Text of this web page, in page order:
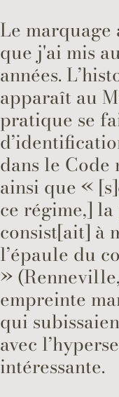
Le
que j'ai mis
années.
apparaît au
pratique se
dans le Code
ainsi que «
ce régime,]
consist[ait] à
l’épaule du
»
empreinte
qui
avec
intéressante.